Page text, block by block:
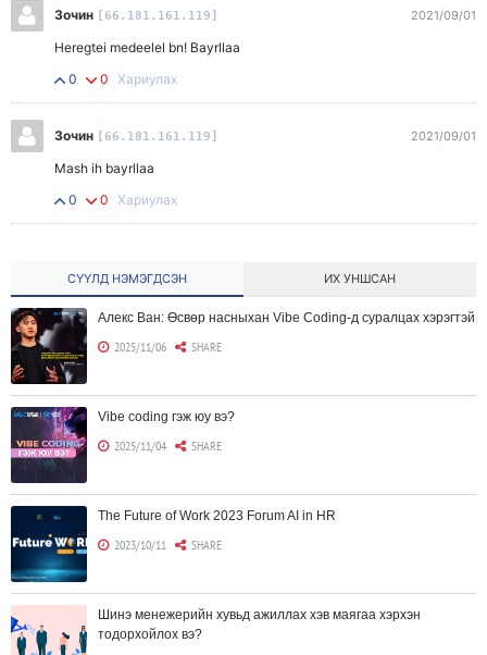
Зочин [66.181.161.119] 2021/09/01
Heregtei medeelel bn! Bayrllaa
0
0 Хариулах
Зочин [66.181.161.119] 2021/09/01
Mash ih bayrllaa
0
0 Хариулах
СҮҮЛД НЭМЭГДСЭН ИХ УНШСАН
Алекс Ван: Өсвөр насныхан Vibe Coding-д суралцах хэрэгтэй
2025/11/06 SHARE
Vibe coding гэж юу вэ?
2025/11/04 SHARE
The Future of Work 2023 Forum AI in HR
2023/10/11 SHARE
Шинэ менежерийн хувьд ажиллах хэв маягаа хэрхэн
тодорхойлох вэ?